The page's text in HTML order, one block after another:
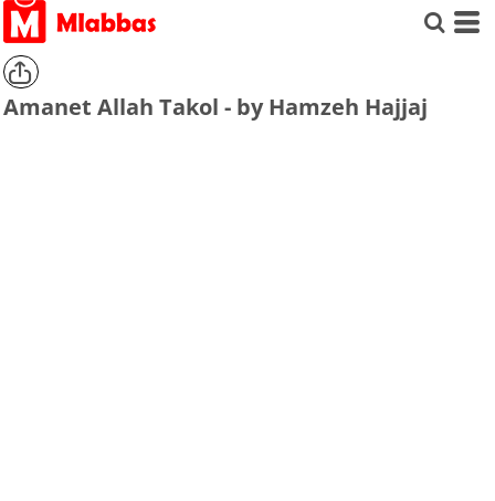
Amanet Allah Takol - by Hamzeh Hajjaj